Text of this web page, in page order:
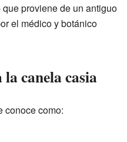
que proviene de un antiguo
el médico y botánico
canela casia
conoce como: